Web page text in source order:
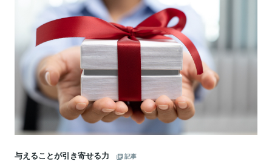
与えることが引き寄せる力
記事